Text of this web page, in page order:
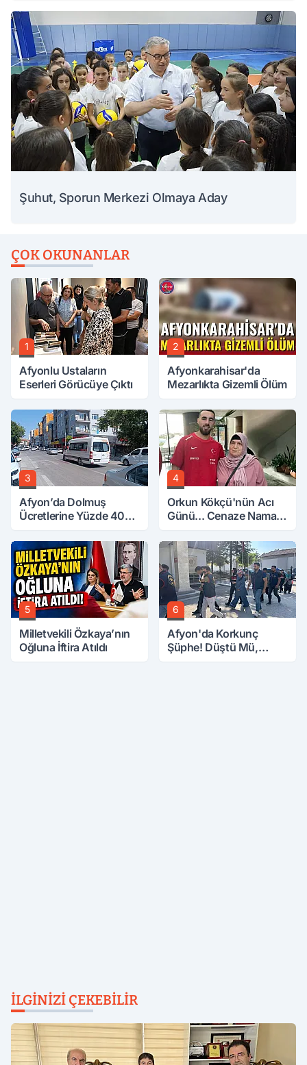
Şuhut, Sporun Merkezi Olmaya Aday
ÇOK OKUNANLAR
1
Afyonlu Ustaların
Eserleri Görücüye Çıktı
2
Afyonkarahisar'da
Mezarlıkta Gizemli Ölüm
3
Afyon’da Dolmuş
Ücretlerine Yüzde 40
4
Orkun Kökçü'nün Acı
Günü... Cenaze Namazı
5
Milletvekili Özkaya’nın
Oğluna İftira Atıldı
6
Afyon'da Korkunç
Şüphe! Düştü Mü,
İLGINIZI ÇEKEBILIR